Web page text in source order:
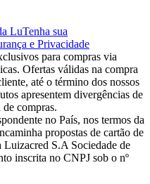
LuTenha sua
e Privacidade
para compras via
Ofertas válidas na compra
até o término dos nossos
apresentem divergências de
compras.
no País, nos termos da
propostas de cartão de
Luizacred S.A Sociedade de
inscrita no CNPJ sob o nº